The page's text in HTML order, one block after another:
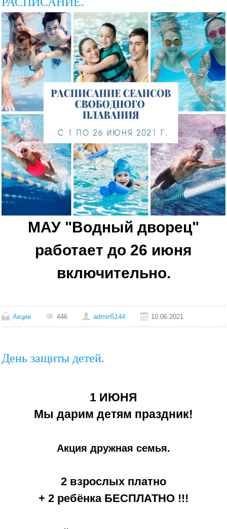
МАУ "Водный дворец"
работает до 26 июня
включительно.
Акции 446 admin5144 10.06.2021
День защиты детей.
1 ИЮНЯ
Мы дарим детям праздник!
Акция дружная семья.
2 взрослых платно
+ 2 ребёнка БЕСПЛАТНО !!!